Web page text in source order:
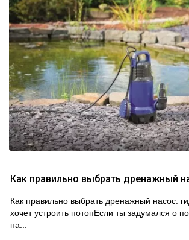
Как правильно выбрать дренажный
Как правильно выбрать дренажный насос:
хочет устроить потопЕсли ты задумался о
на...